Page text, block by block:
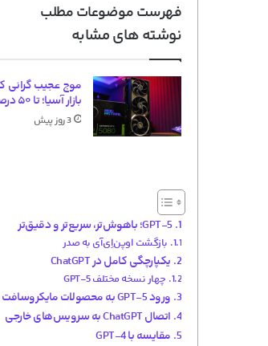
فهرست موضوعات مطلب
نوشته های مشابه
بازار آسیا؛ تا ۵۰ درصد افزایش قیمت!
3 روز پیش
GPT-5؛ باهوش‌تر، سریع‌تر و دقیق‌تر
بازگشت اوپن‌اِی‌آی به صدر
یکپارچگی کامل در ChatGPT
چهار نسخه مختلف GPT-5
ورود GPT-5 به محصولات مایکروسافت
اتصال ChatGPT به سرویس‌های خارجی
مقایسه با GPT-4